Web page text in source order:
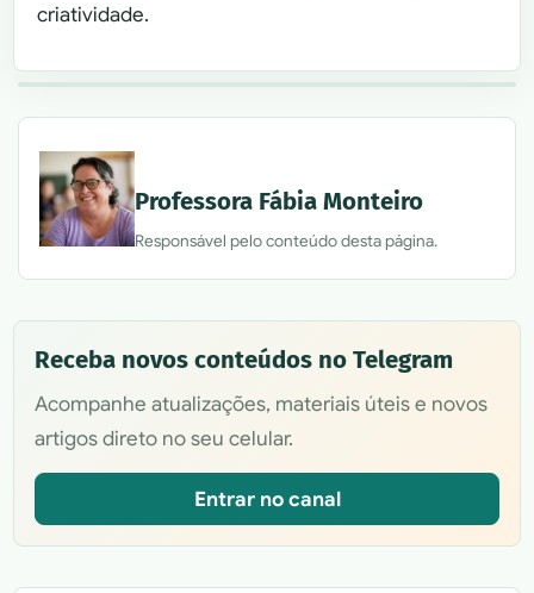
criatividade.
Professora Fábia Monteiro
Responsável pelo conteúdo desta página.
Receba novos conteúdos no Telegram
Acompanhe atualizações, materiais úteis e novos
artigos direto no seu celular.
Entrar no canal